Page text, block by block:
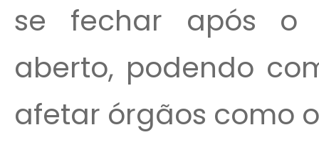
se fechar após o
aberto, podendo
afetar órgãos como